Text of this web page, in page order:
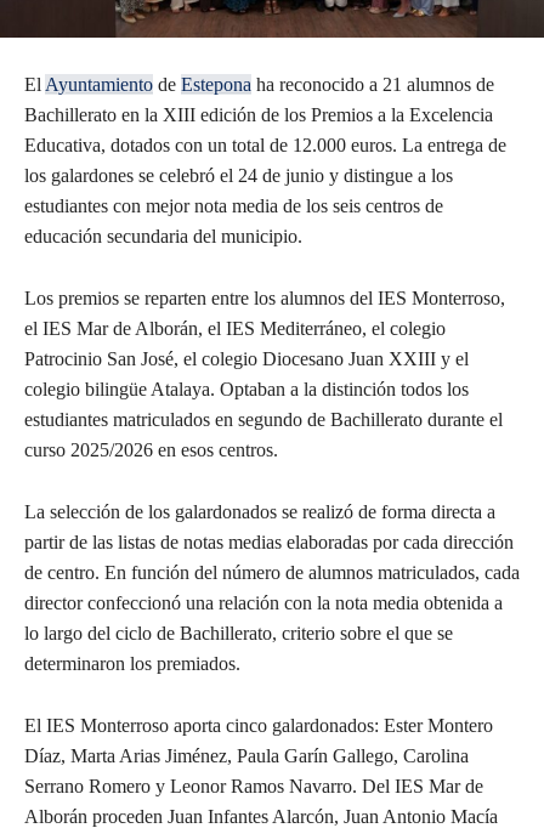
El Ayuntamiento de Estepona ha reconocido a 21 alumnos de
Bachillerato en la XIII edición de los Premios a la Excelencia
Educativa, dotados con un total de 12.000 euros. La entrega de
los galardones se celebró el 24 de junio y distingue a los
estudiantes con mejor nota media de los seis centros de
educación secundaria del municipio.
Los premios se reparten entre los alumnos del IES Monterroso,
el IES Mar de Alborán, el IES Mediterráneo, el colegio
Patrocinio San José, el colegio Diocesano Juan XXIII y el
colegio bilingüe Atalaya. Optaban a la distinción todos los
estudiantes matriculados en segundo de Bachillerato durante el
curso 2025/2026 en esos centros.
La selección de los galardonados se realizó de forma directa a
partir de las listas de notas medias elaboradas por cada dirección
de centro. En función del número de alumnos matriculados, cada
director confeccionó una relación con la nota media obtenida a
lo largo del ciclo de Bachillerato, criterio sobre el que se
determinaron los premiados.
El IES Monterroso aporta cinco galardonados: Ester Montero
Díaz, Marta Arias Jiménez, Paula Garín Gallego, Carolina
Serrano Romero y Leonor Ramos Navarro. Del IES Mar de
Alborán proceden Juan Infantes Alarcón, Juan Antonio Macía